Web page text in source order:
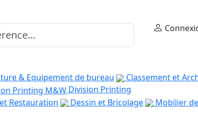
& Equipement de bureau
Classement et
Division Printing
Restauration Dessin et Bricolage
Mobilier